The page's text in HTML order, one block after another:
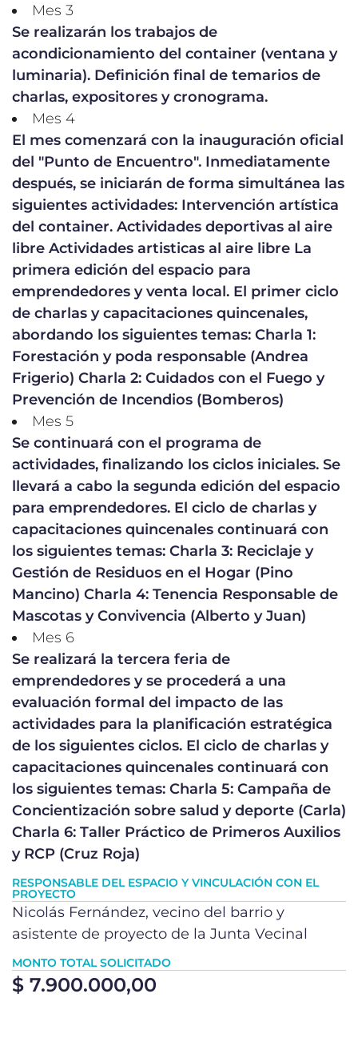
Mes 3
Se realizarán los trabajos de
acondicionamiento del container (ventana y
luminaria). Definición final de temarios de
charlas, expositores y cronograma.
Mes 4
El mes comenzará con la inauguración oficial
del "Punto de Encuentro". Inmediatamente
después, se iniciarán de forma simultánea las
siguientes actividades: Intervención artística
del container. Actividades deportivas al aire
libre Actividades artisticas al aire libre La
primera edición del espacio para
emprendedores y venta local. El primer ciclo
de charlas y capacitaciones quincenales,
abordando los siguientes temas: Charla 1:
Forestación y poda responsable (Andrea
Frigerio) Charla 2: Cuidados con el Fuego y
Prevención de Incendios (Bomberos)
Mes 5
Se continuará con el programa de
actividades, finalizando los ciclos iniciales. Se
llevará a cabo la segunda edición del espacio
para emprendedores. El ciclo de charlas y
capacitaciones quincenales continuará con
los siguientes temas: Charla 3: Reciclaje y
Gestión de Residuos en el Hogar (Pino
Mancino) Charla 4: Tenencia Responsable de
Mascotas y Convivencia (Alberto y Juan)
Mes 6
Se realizará la tercera feria de
emprendedores y se procederá a una
evaluación formal del impacto de las
actividades para la planificación estratégica
de los siguientes ciclos. El ciclo de charlas y
capacitaciones quincenales continuará con
los siguientes temas: Charla 5: Campaña de
Concientización sobre salud y deporte (Carla)
Charla 6: Taller Práctico de Primeros Auxilios
y RCP (Cruz Roja)
RESPONSABLE DEL ESPACIO Y VINCULACIÓN CON EL
PROYECTO
Nicolás Fernández, vecino del barrio y
asistente de proyecto de la Junta Vecinal
MONTO TOTAL SOLICITADO
$ 7.900.000,00